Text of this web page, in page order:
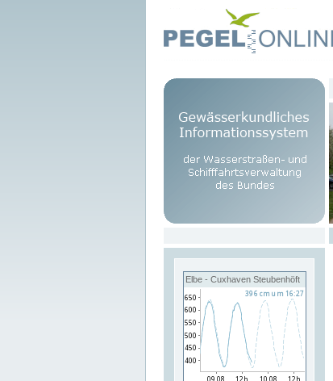
Elbe - Cuxhaven Steubenhöft